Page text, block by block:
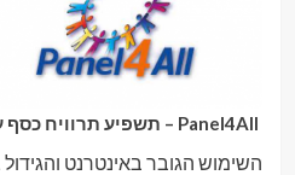
השימוש הגובר באינטרנט